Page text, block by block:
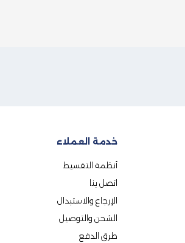
خدمة العملاء
أنظمة التقسيط
اتصل بنا
الإرجاع والاستبدال
الشحن والتوصيل
طرق الدفع